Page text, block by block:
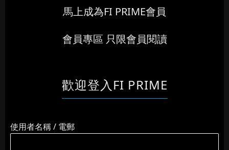
馬上成為FI PRIME會員
會員專區 只限會員閱讀
歡迎登入FI PRIME
使用者名稱 / 電郵